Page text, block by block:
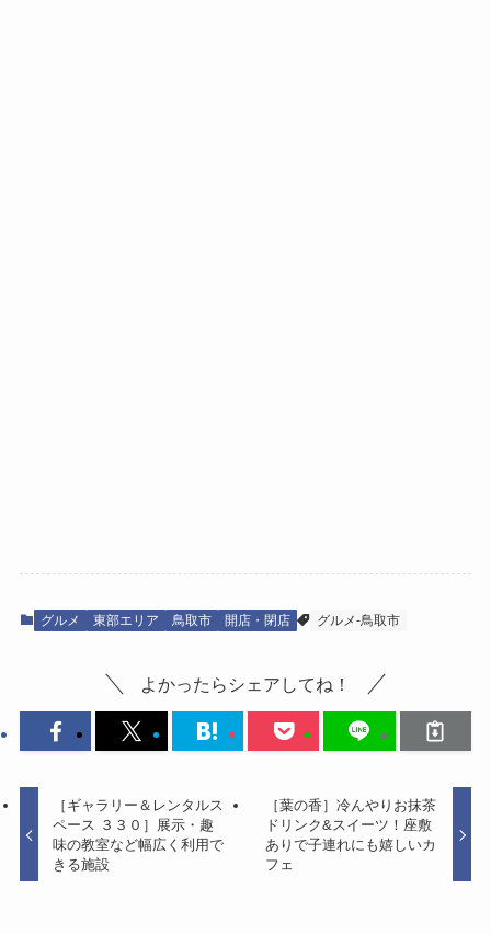
グルメ 東部エリア 鳥取市 開店・閉店 グルメ-鳥取市
よかったらシェアしてね！
［ギャラリー＆レンタルス
ペース ３３０］展示・趣
味の教室など幅広く利用で
きる施設
［葉の香］冷んやりお抹茶
ドリンク&スイーツ！座敷
ありで子連れにも嬉しいカ
フェ